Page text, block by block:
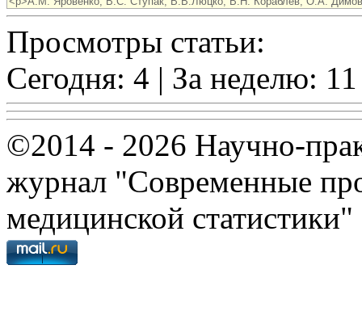
Просмотры статьи:
Сегодня: 4 | За неделю:
©2014 - 2026 Научно-
журнал "Современные
медицинской статистики"